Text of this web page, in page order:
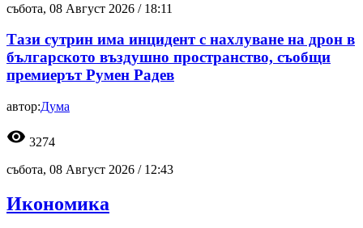
събота, 08 Август 2026 / 18:11
Тази сутрин има инцидент с нахлуване на дрон в
българското въздушно пространство, съобщи
премиерът Румен Радев
автор:Дума
visibility 3274
събота, 08 Август 2026 / 12:43
Икономика